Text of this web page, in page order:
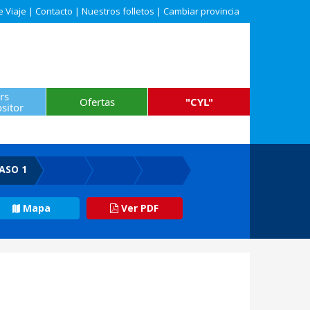
Viaje | Contacto | Nuestros folletos | Cambiar provincia
Ofertas "CYL"
1
Mapa Ver PDF